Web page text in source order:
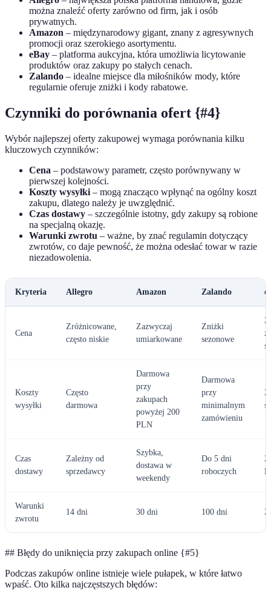
można znaleźć oferty zarówno od firm, jak i osób
prywatnych.
Amazon – międzynarodowy gigant, znany z agresywnych
promocji oraz szerokiego asortymentu.
eBay – platforma aukcyjna, która umożliwia licytowanie
produktów oraz zakupy po stałych cenach.
Zalando – idealne miejsce dla miłośników mody, które
regularnie oferuje zniżki i kody rabatowe.
Czynniki do porównania ofert {#4}
Wybór najlepszej oferty zakupowej wymaga porównania kilku
kluczowych czynników:
Cena – podstawowy parametr, często porównywany w
pierwszej kolejności.
Koszty wysyłki – mogą znacząco wpłynąć na ogólny koszt
zakupu, dlatego należy je uwzględnić.
Czas dostawy – szczególnie istotny, gdy zakupy są robione
na specjalną okazję.
Warunki zwrotu – ważne, by znać regulamin dotyczący
zwrotów, co daje pewność, że można odesłać towar w razie
niezadowolenia.
Kryteria Allegro Amazon Zalando
Cena
Zróżnicowane,
często niskie
Zazwyczaj
umiarkowane
Zniżki
sezonowe
Koszty
wysyłki
Często
darmowa
Darmowa
przy
zakupach
powyżej 200
PLN
Darmowa
przy
minimalnym
zamówieniu
Czas
dostawy
Zależny od
sprzedawcy
Szybka,
dostawa w
weekendy
Do 5 dni
roboczych
Warunki
zwrotu
14 dni 30 dni 100 dni
## Błędy do uniknięcia przy zakupach online {#5}
Podczas zakupów online istnieje wiele pułapek, w które łatwo
wpaść. Oto kilka najczęstszych błędów: